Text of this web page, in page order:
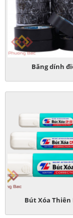
Băng dính
Bút Xóa Thiên